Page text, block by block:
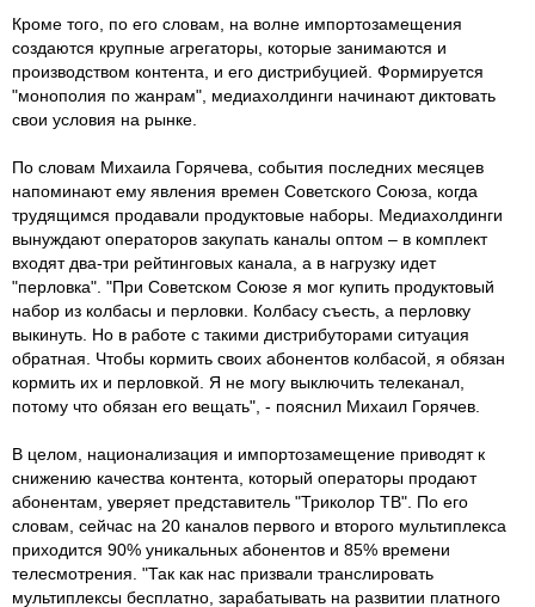
Кроме того, по его словам, на волне импортозамещения
создаются крупные агрегаторы, которые занимаются и
производством контента, и его дистрибуцией. Формируется
"монополия по жанрам", медиахолдинги начинают диктовать
свои условия на рынке.
По словам Михаила Горячева, события последних месяцев
напоминают ему явления времен Советского Союза, когда
трудящимся продавали продуктовые наборы. Медиахолдинги
вынуждают операторов закупать каналы оптом – в комплект
входят два-три рейтинговых канала, а в нагрузку идет
"перловка". "При Советском Союзе я мог купить продуктовый
набор из колбасы и перловки. Колбасу съесть, а перловку
выкинуть. Но в работе с такими дистрибуторами ситуация
обратная. Чтобы кормить своих абонентов колбасой, я обязан
кормить их и перловкой. Я не могу выключить телеканал,
потому что обязан его вещать", - пояснил Михаил Горячев.
В целом, национализация и импортозамещение приводят к
снижению качества контента, который операторы продают
абонентам, уверяет представитель "Триколор ТВ". По его
словам, сейчас на 20 каналов первого и второго мультиплекса
приходится 90% уникальных абонентов и 85% времени
телесмотрения. "Так как нас призвали транслировать
мультиплексы бесплатно, зарабатывать на развитии платного